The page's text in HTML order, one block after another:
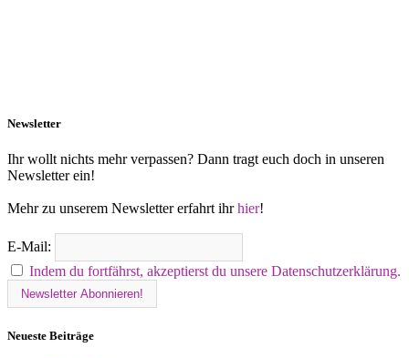
Newsletter
Ihr wollt nichts mehr verpassen? Dann tragt euch doch in unseren
Newsletter ein!
Mehr zu unserem Newsletter erfahrt ihrhier!
E-Mail:
Indem du fortfährst, akzeptierst du unsere Datenschutzerklärung.
Neueste Beiträge